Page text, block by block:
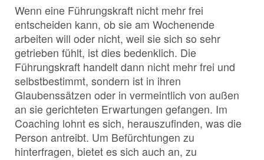
Wenn eine Führungskraft nicht mehr frei
entscheiden kann, ob sie am Wochenende
arbeiten will oder nicht, weil sie sich so sehr
getrieben fühlt, ist dies bedenklich. Die
Führungskraft handelt dann nicht mehr frei und
selbstbestimmt, sondern ist in ihren
Glaubenssätzen oder in vermeintlich von außen
an sie gerichteten Erwartungen gefangen. Im
Coaching lohnt es sich, herauszufinden, was die
Person antreibt. Um Befürchtungen zu
hinterfragen, bietet es sich auch an, zu